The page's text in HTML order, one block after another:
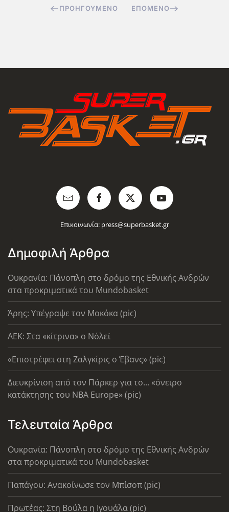
ΠΡΟΗΓΟΎΜΕΝΟ ΕΠΌΜΕΝΟ
Επικοινωνία: press@superbasket.gr
Δημοφιλή Άρθρα
Ουκρανία: Πάνοπλη στο δρόμο της Εθνικής Ανδρών
στα προκριματικά του Mundobasket
Άρης: Υπέγραψε τον Μοκόκα (pic)
AEK: Στα «κίτρινα» ο Νόλεϊ
«Επιστρέφει στη Ζαλγκίρις ο Έβανς» (pic)
Διευκρίνιση από τον Πάρκερ για το... «όνειρο
κατάκτησης του ΝΒΑ Europe» (pic)
Τελευταία Άρθρα
Ουκρανία: Πάνοπλη στο δρόμο της Εθνικής Ανδρών
στα προκριματικά του Mundobasket
Παπάγου: Ανακοίνωσε τον Μπίσοπ (pic)
Πρωτέας: Στη Βούλα η Ιγουάλα (pic)